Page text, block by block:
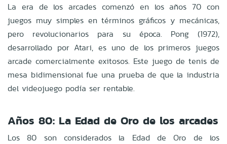
La era de los arcades comenzó en los años 70 con
juegos muy simples en términos gráficos y mecánicas,
pero revolucionarios para su época. Pong (1972),
desarrollado por Atari, es uno de los primeros juegos
arcade comercialmente exitosos. Este juego de tenis de
mesa bidimensional fue una prueba de que la industria
del videojuego podía ser rentable.
Años 80: La Edad de Oro de los arcades
Los 80 son considerados la Edad de Oro de los